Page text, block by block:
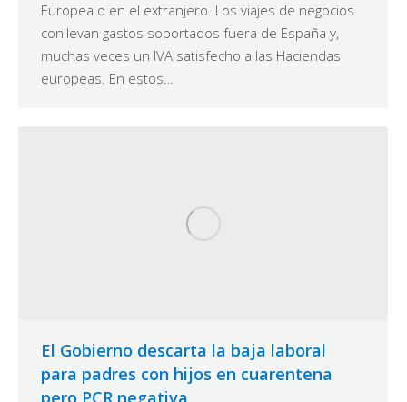
Europea o en el extranjero. Los viajes de negocios
conllevan gastos soportados fuera de España y,
muchas veces un IVA satisfecho a las Haciendas
europeas. En estos…
El Gobierno descarta la baja laboral
para padres con hijos en cuarentena
pero PCR negativa